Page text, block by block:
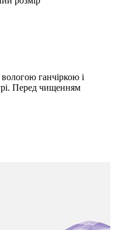
ганчіркою і
Перед чищенням